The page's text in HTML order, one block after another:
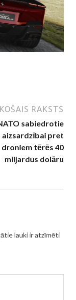
RAKSTS
sabiedrotie
aizsardzībai pret
droniem tērēs 40
miljardus dolāru
lauki ir atzīmēti